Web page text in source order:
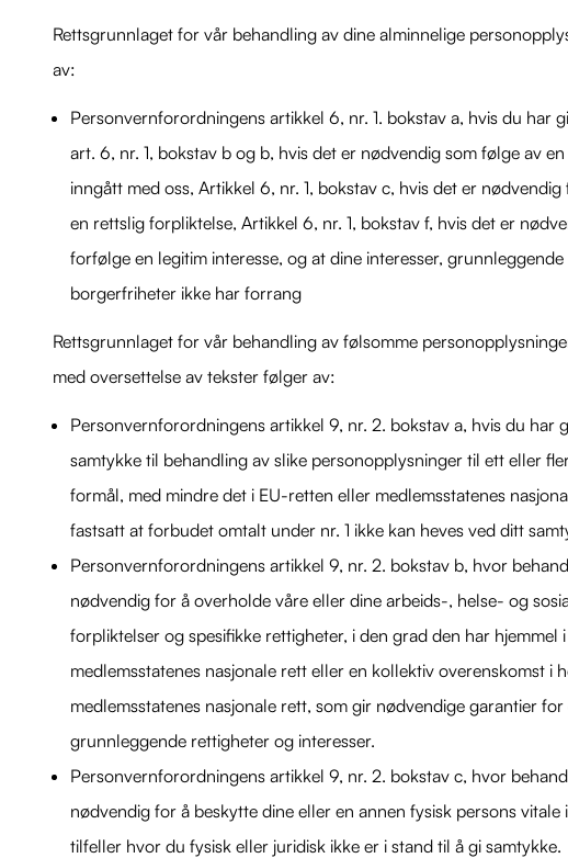
Rettsgrunnlaget for vår behandling av dine alminnelige
av:
Personvernforordningens artikkel 6, nr. 1. bokstav a, hvis du har
art. 6, nr. 1, bokstav b og b, hvis det er nødvendig som følge av
inngått med oss, Artikkel 6, nr. 1, bokstav c, hvis det er
en rettslig forpliktelse, Artikkel 6, nr. 1, bokstav f, hvis det er
forfølge en legitim interesse, og at dine interesser,
borgerfriheter ikke har forrang
Rettsgrunnlaget for vår behandling av følsomme
med oversettelse av tekster følger av:
Personvernforordningens artikkel 9, nr. 2. bokstav a, hvis du har
samtykke til behandling av slike personopplysninger til ett eller
formål, med mindre det i EU-retten eller medlemsstatenes
fastsatt at forbudet omtalt under nr. 1 ikke kan heves ved ditt
Personvernforordningens artikkel 9, nr. 2. bokstav b, hvor
nødvendig for å overholde våre eller dine arbeids-, helse- og
forpliktelser og spesifikke rettigheter, i den grad den har hjemmel
medlemsstatenes nasjonale rett eller en kollektiv overenskomst i
medlemsstatenes nasjonale rett, som gir nødvendige garantier for
grunnleggende rettigheter og interesser.
Personvernforordningens artikkel 9, nr. 2. bokstav c, hvor
nødvendig for å beskytte dine eller en annen fysisk persons vitale
tilfeller hvor du fysisk eller juridisk ikke er i stand til å gi samtykke.